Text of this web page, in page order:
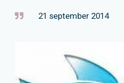
21 september 2014